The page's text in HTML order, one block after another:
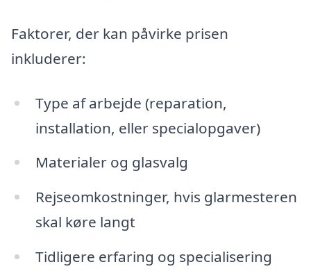
Faktorer, der kan påvirke prisen
inkluderer:
Type af arbejde (reparation,
installation, eller specialopgaver)
Materialer og glasvalg
Rejseomkostninger, hvis glarmesteren
skal køre langt
Tidligere erfaring og specialisering